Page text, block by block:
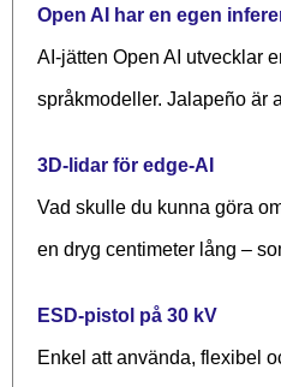
Open AI har en egen
AI-jätten Open AI utvecklar
språkmodeller. Jalapeño är
3D-lidar för edge-AI
Vad skulle du kunna göra
en dryg centimeter lång –
ESD-pistol på 30 kV
Enkel att använda, flexibel